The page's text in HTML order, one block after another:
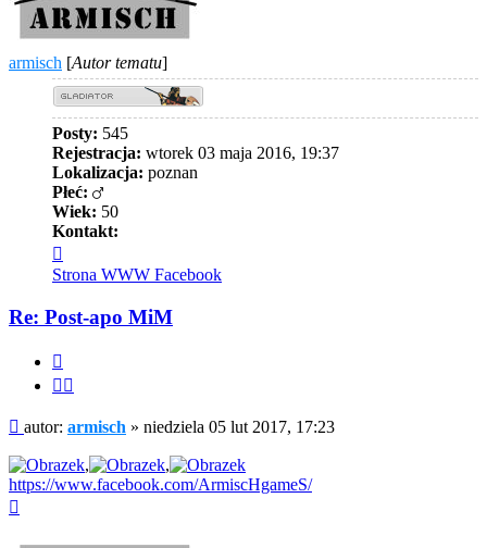
armisch [Autor tematu]
Posty: 545
Rejestracja: wtorek 03 maja 2016, 19:37
Lokalizacja: poznan
Płeć:
Wiek: 50
Kontakt:
się
z
armisch
Strona WWW Facebook
Re: Post-apo MiM
Post
autor: armisch » niedziela 05 lut 2017, 17:23
,
,
https://www.facebook.com/ArmiscHgameS/